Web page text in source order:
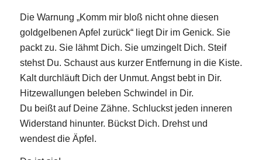
Die Warnung „Komm mir bloß nicht ohne diesen
goldgelbenen Apfel zurück“ liegt Dir im Genick. Sie
packt zu. Sie lähmt Dich. Sie umzingelt Dich. Steif
stehst Du. Schaust aus kurzer Entfernung in die Kiste.
Kalt durchläuft Dich der Unmut. Angst bebt in Dir.
Hitzewallungen beleben Schwindel in Dir.
Du beißt auf Deine Zähne. Schluckst jeden inneren
Widerstand hinunter. Bückst Dich. Drehst und
wendest die Äpfel.